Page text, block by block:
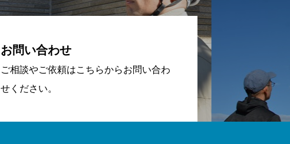
お問い合わせ
ご相談やご依頼はこちらからお問い合わ
せください。